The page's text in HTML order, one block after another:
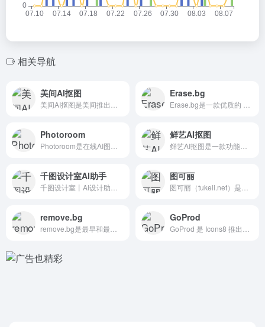
相关导航
美间AI抠图 Erase.bg
Photoroom 鲜艺AI抠图
千图设计室AI助手 图可丽
remove.bg GoProd